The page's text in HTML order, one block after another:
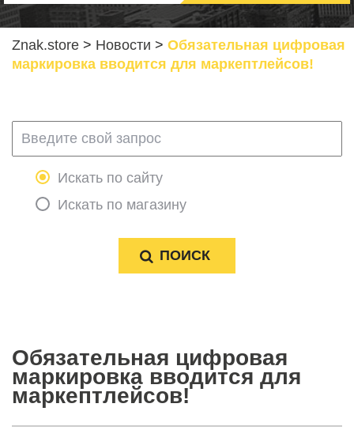
Znak.store > Новости > Обязательная цифровая
маркировка вводится для маркептлейсов!
Искать по сайту
Искать по магазину
Обязательная цифровая
маркировка вводится для
маркептлейсов!